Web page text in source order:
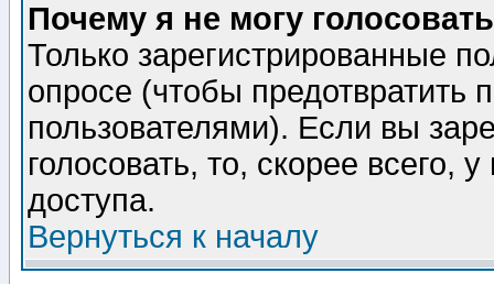
Почему я не могу
Только зарегистрированные
опросе (чтобы предотвратить
пользователями). Если вы
голосовать, то, скорее всего,
доступа.
Вернуться к началу